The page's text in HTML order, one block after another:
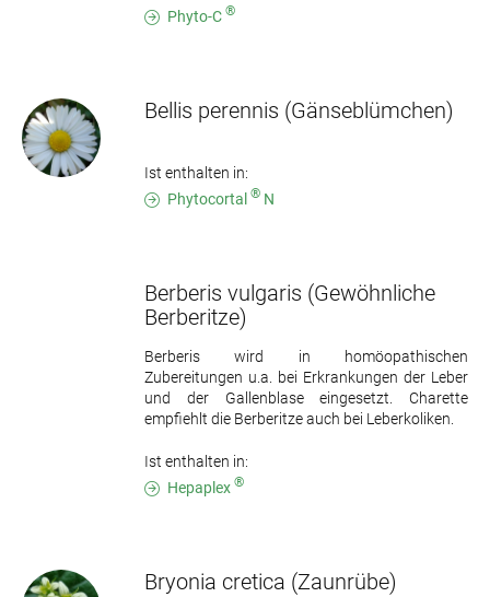
Phyto-C ®
Bellis perennis (Gänseblümchen)
Ist enthalten in:
Phytocortal ® N
Berberis vulgaris (Gewöhnliche
Berberitze)
Berberis wird in homöopathischen
Zubereitungen u.a. bei Erkrankungen der Leber
und der Gallenblase eingesetzt. Charette
empfiehlt die Berberitze auch bei Leberkoliken.
Ist enthalten in:
Hepaplex ®
Bryonia cretica (Zaunrübe)